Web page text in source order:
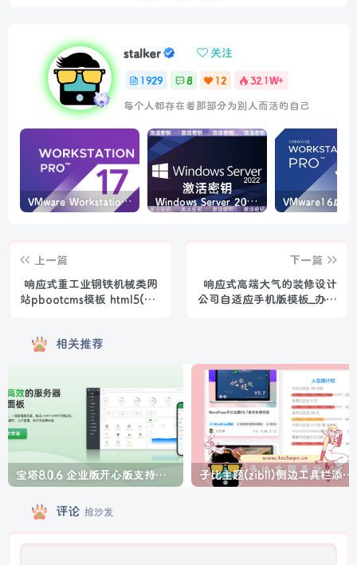
stalker 关注
1929 8 12
32.1W+
每个人都存在着那部分为别人而活的自己
VMware Workstation PRO v17.6.4 正式版_虚拟机(带激活密钥) Windows Server 2022激活密钥 2024 5月更新
上一篇
响应式重工业钢铁机械类网
站pbootcms模板 html5(自
下一篇
响应式高端大气的装修设计
公司自适应手机版模板_办公
相关推荐
宝塔8.0.6 企业版开心版支持最新升级【一键脚本】 子比主题(zibll)侧边工具栏添加人生倒计时美化
评论 抢沙发